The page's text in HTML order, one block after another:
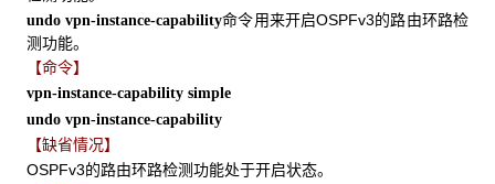
undo vpn-instance-capability命令用来开启OSPFv3的路由环路检
测功能。
【命令】
vpn-instance-capability simple
undo vpn-instance-capability
【缺省情况】
OSPFv3的路由环路检测功能处于开启状态。